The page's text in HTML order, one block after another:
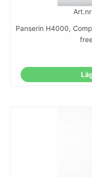
Panserin H4000,